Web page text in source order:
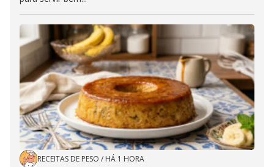
RECEITAS DE PESO / HÁ 1 HORA